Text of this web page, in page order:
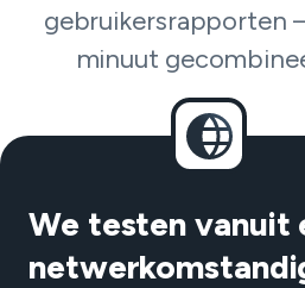
gebruikersrapporten
minuut
We testen vanuit